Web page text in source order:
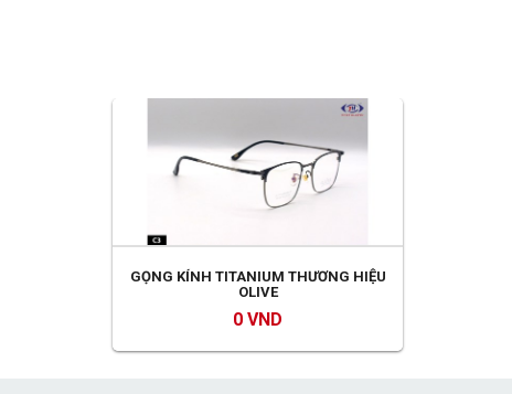
GỌNG KÍNH TITANIUM THƯƠNG HIỆU
OLIVE
0 VND